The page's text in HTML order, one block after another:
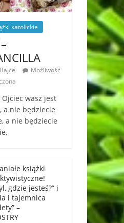
katolickie
Możliwość
Ojciec wasz jest
a nie będziecie
a nie będziecie
książki
gdzie jesteś?” i
i tajemnica
–